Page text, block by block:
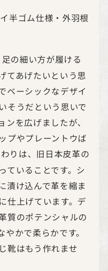
半ゴム仕様・外羽根
の細い方が履ける
てあげたいという思
ベーシックなデザイ
そうだという思いで
を広げましたが、
プやプレーントウば
りは、旧日本皮革の
ていることです。シ
漬け込んで革を縮ま
仕上げています。デ
質のポテンシャルの
かで柔らかです。
靴はもう作れませ